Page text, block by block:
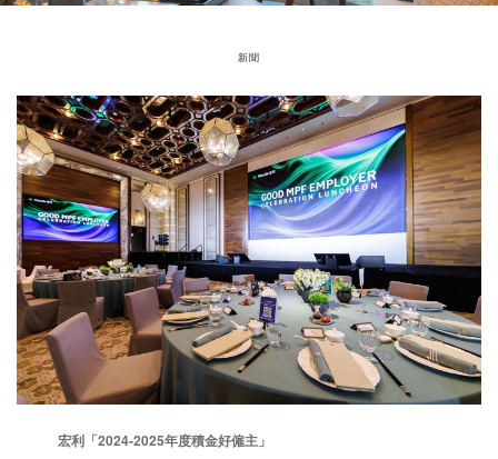
更多
新聞
宏利「2024-2025年度積金好僱主」